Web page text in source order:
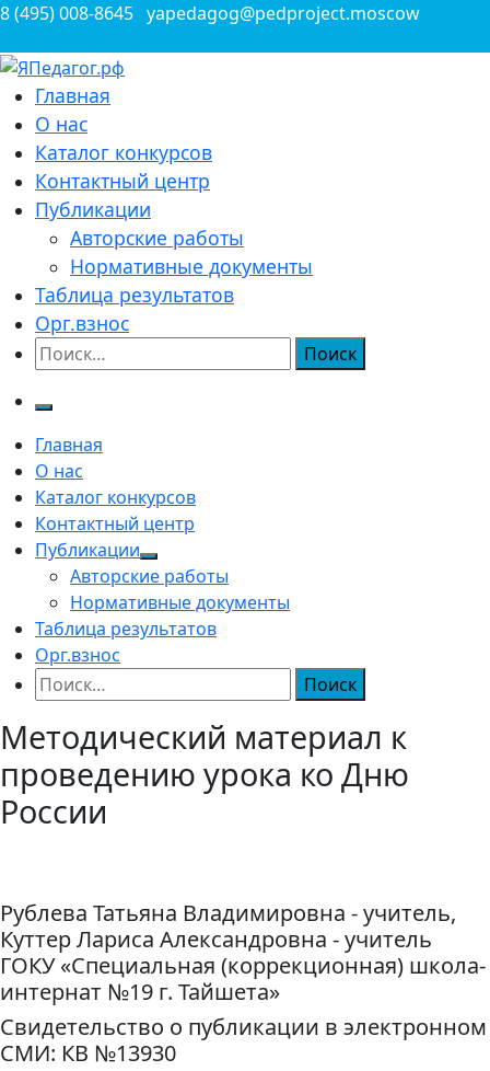
Перейти
содержимому
8 (495) 008-8645 yapedagog@pedproject.moscow
ЯПедагог.рф
Всероссийские конкурсы для педагогов
Главная
О нас
Каталог конкурсов
Контактный центр
Публикации
Авторские работы
Нормативные документы
Таблица результатов
Орг.взнос
Найти:
Главная
О нас
Каталог конкурсов
Контактный центр
Публикации
Авторские работы
Нормативные документы
Таблица результатов
Орг.взнос
Найти:
Методический материал к
проведению урока ко Дню
России
Рублева Татьяна Владимировна - учитель,
Куттер Лариса Александровна - учитель
ГОКУ «Специальная (коррекционная) школа-
интернат №19 г. Тайшета»
Свидетельство о публикации в электронном
СМИ: КВ №13930